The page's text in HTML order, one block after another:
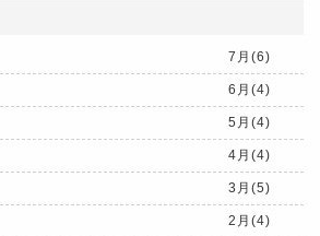
7月(6)
6月(4)
5月(4)
4月(4)
3月(5)
2月(4)